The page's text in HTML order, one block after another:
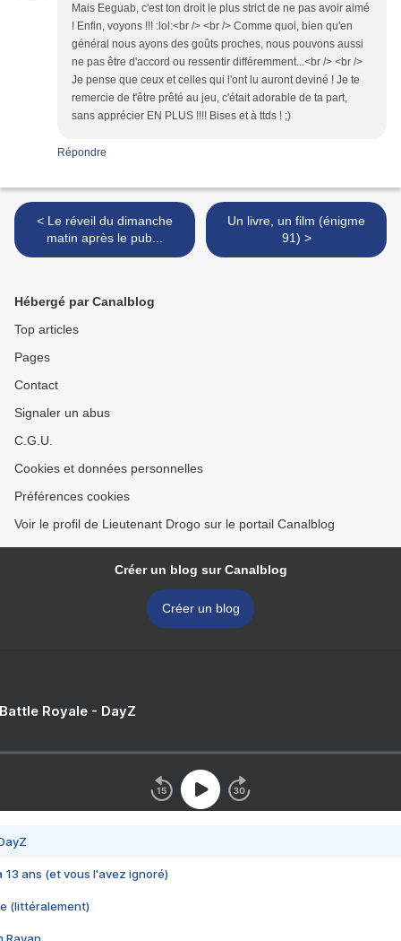
Mais Eeguab, c'est ton droit le plus strict de ne pas avoir aimé
! Enfin, voyons !!! :lol:<br /> <br /> Comme quoi, bien qu'en
général nous ayons des goûts proches, nous pouvons aussi
ne pas être d'accord ou ressentir différemment...<br /> <br />
Je pense que ceux et celles qui l'ont lu auront deviné ! Je te
remercie de t'être prêté au jeu, c'était adorable de ta part,
sans apprécier EN PLUS !!!! Bises et à ttds ! ;)
Répondre
< Le réveil du dimanche
matin après le pub...
Un livre, un film (énigme
91) >
Hébergé par Canalblog
Top articles
Pages
Contact
Signaler un abus
C.G.U.
Cookies et données personnelles
Préférences cookies
Voir le profil de Lieutenant Drogo sur le portail Canalblog
Créer un blog sur Canalblog
Créer un blog
Royale - DayZ
13 ans (et vous l'avez ignoré)
(littéralement)